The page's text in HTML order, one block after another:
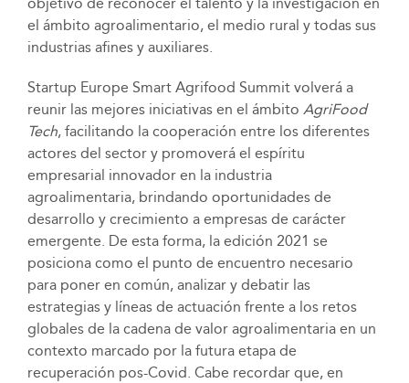
el ámbito agroalimentario, el medio rural y todas sus
industrias afines y auxiliares.
Startup Europe Smart Agrifood Summit volverá a
reunir las mejores iniciativas en el ámbito AgriFood
Tech, facilitando la cooperación entre los diferentes
actores del sector y promoverá el espíritu
empresarial innovador en la industria
agroalimentaria, brindando oportunidades de
desarrollo y crecimiento a empresas de carácter
emergente. De esta forma, la edición 2021 se
posiciona como el punto de encuentro necesario
para poner en común, analizar y debatir las
estrategias y líneas de actuación frente a los retos
globales de la cadena de valor agroalimentaria en un
contexto marcado por la futura etapa de
recuperación pos-Covid. Cabe recordar que, en